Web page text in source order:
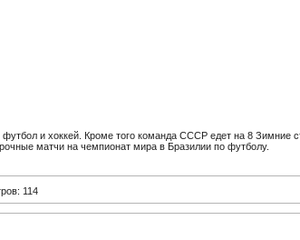
и хоккей. Кроме того команда СССР едет на 8 Зимние
матчи на чемпионат мира в Бразилии по футболу.
114